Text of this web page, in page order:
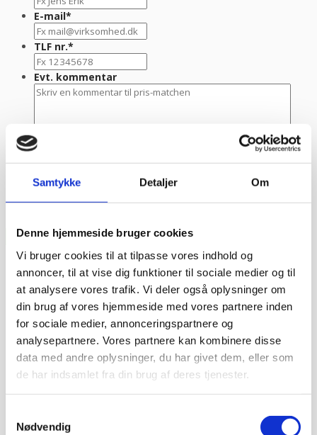
Samtykke Detaljer Om
Denne hjemmeside bruger cookies
Vi bruger cookies til at tilpasse vores indhold og
annoncer, til at vise dig funktioner til sociale medier og til
at analysere vores trafik. Vi deler også oplysninger om
din brug af vores hjemmeside med vores partnere inden
for sociale medier, annonceringspartnere og
analysepartnere. Vores partnere kan kombinere disse
data med andre oplysninger, du har givet dem, eller som
de har indsamlet fra din brug af deres tjenester.
Nødvendig
E-mail*
TLF nr.*
Evt. kommentar